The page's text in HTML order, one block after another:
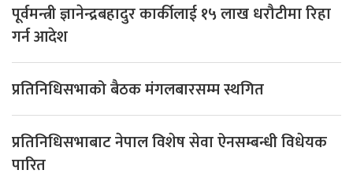
पूर्वमन्त्री ज्ञानेन्द्रबहादुर कार्कीलाई १५ लाख धरौटीमा रिहा
गर्न आदेश
प्रतिनिधिसभाको बैठक मंगलबारसम्म स्थगित
प्रतिनिधिसभाबाट नेपाल विशेष सेवा ऐनसम्बन्धी विधेयक
पारित